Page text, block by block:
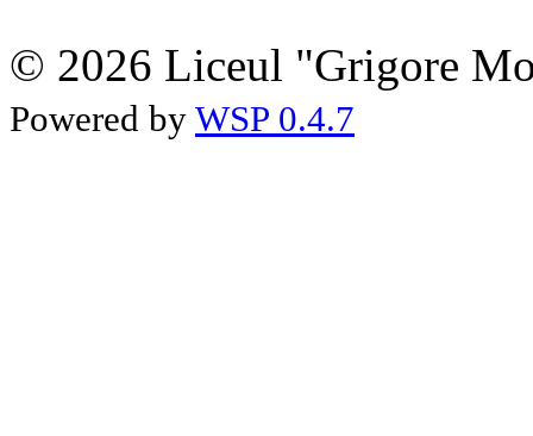
© 2026 Liceul "Grigore
Powered by WSP 0.4.7